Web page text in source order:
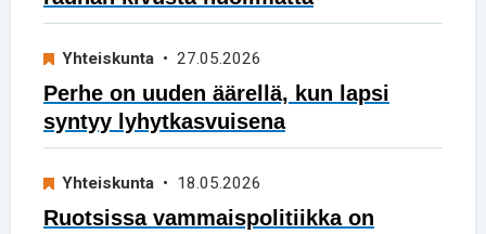
Yhteiskunta • 27.05.2026
Perhe on uuden äärellä, kun lapsi
syntyy lyhytkasvuisena
Yhteiskunta • 18.05.2026
Ruotsissa vammaispolitiikka on